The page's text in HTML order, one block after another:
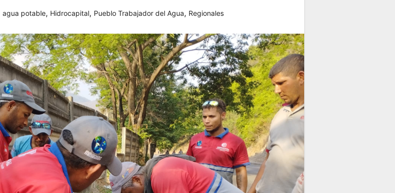
agua potable, Hidrocapital, Pueblo Trabajador del Agua, Regionales